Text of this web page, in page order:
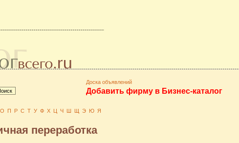
Доска объявлений
Добавить фирму в Бизнес-каталог
О П Р С Т У Ф Х Ц Ч Ш Щ Э Ю Я
переработка